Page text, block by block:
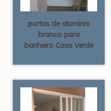
portas de alumínio
branco para
banheiro Casa Verde